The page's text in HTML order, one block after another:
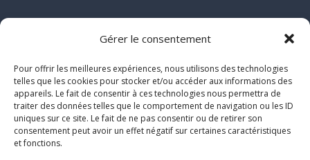
Gérer le consentement
Pour offrir les meilleures expériences, nous utilisons des technologies
telles que les cookies pour stocker et/ou accéder aux informations des
appareils. Le fait de consentir à ces technologies nous permettra de
traiter des données telles que le comportement de navigation ou les ID
uniques sur ce site. Le fait de ne pas consentir ou de retirer son
consentement peut avoir un effet négatif sur certaines caractéristiques
et fonctions.